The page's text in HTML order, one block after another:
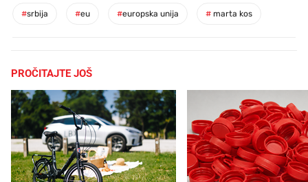
#srbija #eu #europska unija # marta kos
PROČITAJTE JOŠ